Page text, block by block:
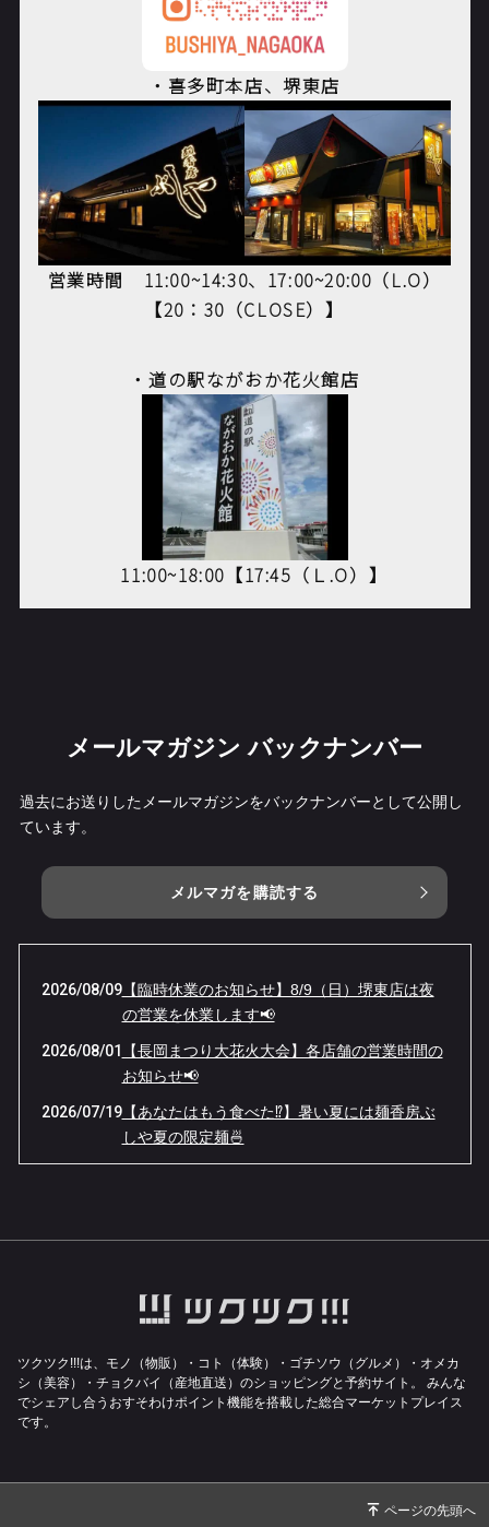
・喜多町本店、堺東店
営業時間 11:00~14:30、 17:00~20:00（L.O）
【20：30（CLOSE）】
・道の駅ながおか花火館店
11:00~18:00【17:45 （Ｌ .O）】
メールマガジン バックナンバー
過去にお送りしたメールマガジンをバックナンバーとして公開し
ています。
メルマガを購読する
2026/08/09【臨時休業のお知らせ】8/9（日）堺東店は夜
の営業を休業します📢
2026/08/01 【長岡まつり大花火大会】各店舗の営業時間の
お知らせ📢
2026/07/19【あなたはもう食べた⁉️】暑い夏には麺香房ぶ
しや夏の限定麺🍜
【6/11(木)限定】麺香房ぶしや本店 7周年感謝
祭開催🏮
2026/06/04 【臨時休業のお知らせ】空調設備のメンテナン
スが入ります🔧
2026/06/01
2026/05/17【休業のお知らせ】でも実は、麺香房ぶしやで
ツクツク!!!は、モノ（物販）・コト（体験）・ゴチソウ（グルメ）・オメカ
シ（美容）・チョクバイ（産地直送）のショッピングと予約サイト。
みんな
でシェアし合うおすそわけポイント機能を搭載した総合マーケットプレイス
です。